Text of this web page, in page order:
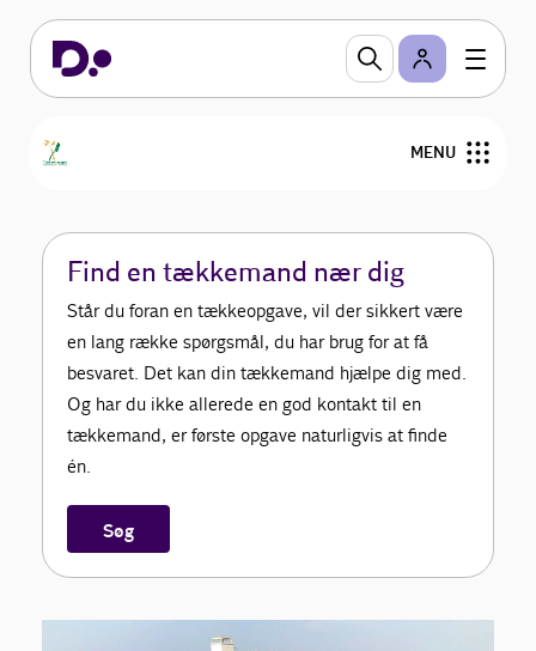
MENU
Find din tækkemand
Om Tækkelauget
Bliv medlem
For medlemmer
Nyheder
Tækkelauget
Velkommen til Tækkelaugets hjemmeside, hvor du
Find en tækkemand nær dig
Står du foran en tækkeopgave, vil der sikkert være
en lang række spørgsmål, du har brug for at få
besvaret. Det kan din tækkemand hjælpe dig med.
Og har du ikke allerede en god kontakt til en
tækkemand, er første opgave naturligvis at finde
én.
Søg